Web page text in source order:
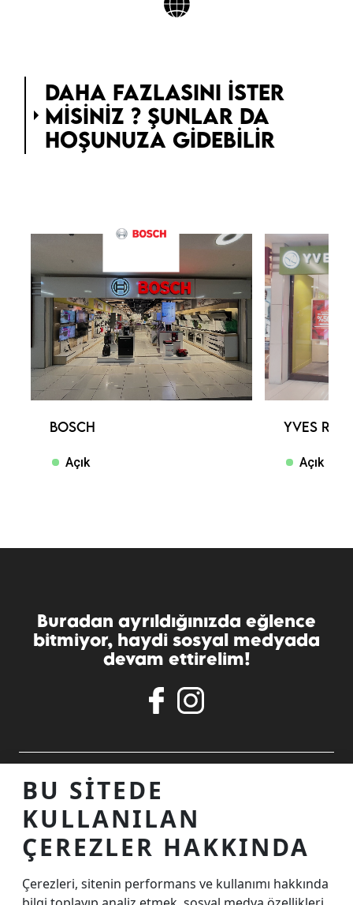
DAHA FAZLASINI ISTER
MISINIZ ? ŞUNLAR DA
HOŞUNUZA GIDEBILIR
BOSCH
Açık
YVES
Açık
Buradan ayrıldığınızda eğlence
bitmiyor, haydi sosyal medyada
devam ettirelim!
ALIŞVERIŞ MERKEZINIZ
TEMASTA OLALIM
İnternet Sitesi Ziyaretçi Aydınlatma Metni
BU SITEDE
KULLANILAN
ÇEREZLER HAKKINDA
Çerezleri, sitenin performans ve kullanımı hakkında